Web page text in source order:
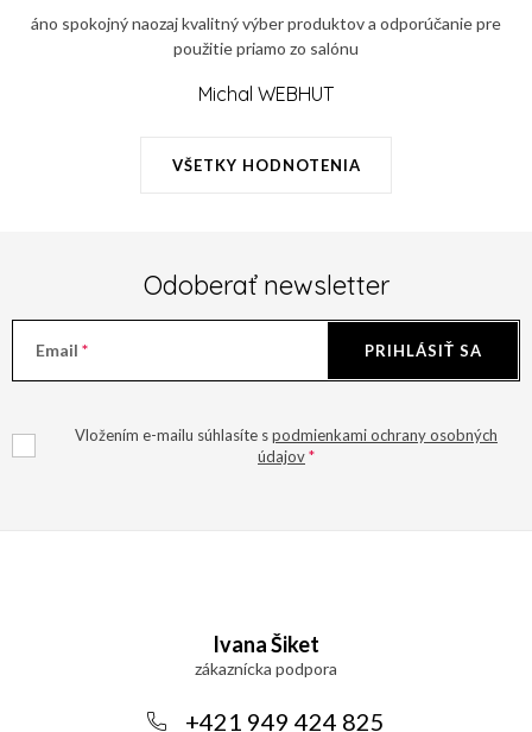
VŠETKY HODNOTENIA
áno spokojný naozaj kvalitný výber produktov a odporúčanie pre
použitie priamo zo salónu
Michal WEBHUT
Odoberať newsletter
Email
Vložením e-mailu súhlasíte spodmienkami ochrany osobných
údajov
PRIHLÁSIŤ SA
Ivana Šiket
+421 949 424 825